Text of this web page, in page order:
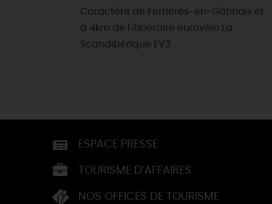
Caractère de Ferrières-en-Gâtinais et
à 4km de l'itinéraire eurovélo La
Scandibérique EV3 ...
ESPACE PRESSE
TOURISME D’AFFAIRES
NOS OFFICES DE TOURISME